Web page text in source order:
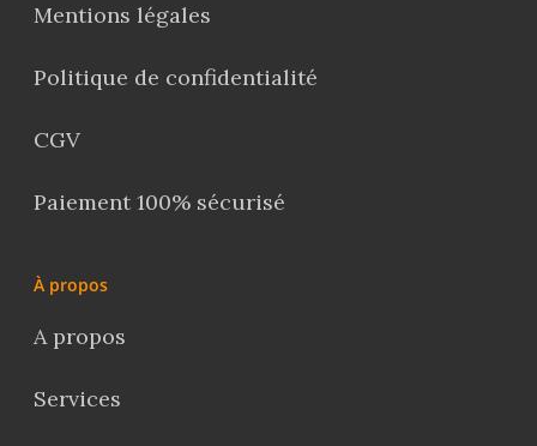
Mentions légales
Politique de confidentialité
CGV
Paiement 100% sécurisé
À propos
A propos
Services